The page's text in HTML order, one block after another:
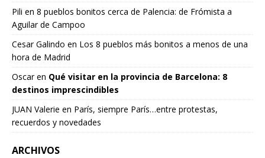
Pili en 8 pueblos bonitos cerca de Palencia: de Frómista a
Aguilar de Campoo
Cesar Galindo en Los 8 pueblos más bonitos a menos de una
hora de Madrid
Oscaren Qué visitar en la provincia de Barcelona: 8
destinos imprescindibles
JUAN Valerie en París, siempre París…entre protestas,
recuerdos y novedades
ARCHIVOS